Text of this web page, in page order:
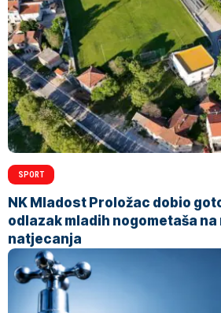
SPORT
NK Mladost Proložac dobio
odlazak mladih nogometaša
natjecanja